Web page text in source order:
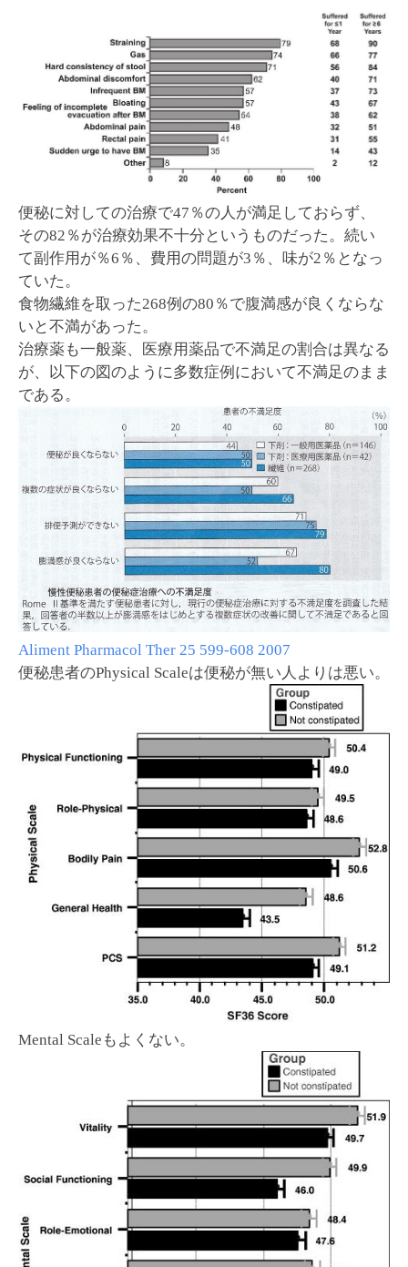
便秘に対しての治療で47％の人が満足しておらず、
その82％が治療効果不十分というものだった。続い
て副作用が％6％、費用の問題が3％、味が2％となっ
ていた。
食物繊維を取った268例の80％で腹満感が良くならな
いと不満があった。
治療薬も一般薬、医療用薬品で不満足の割合は異なる
が、以下の図のように多数症例において不満足のまま
である。
Aliment Pharmacol Ther 25 599-608 2007
便秘患者のPhysical Scaleは便秘が無い人よりは悪い。
Mental Scaleもよくない。